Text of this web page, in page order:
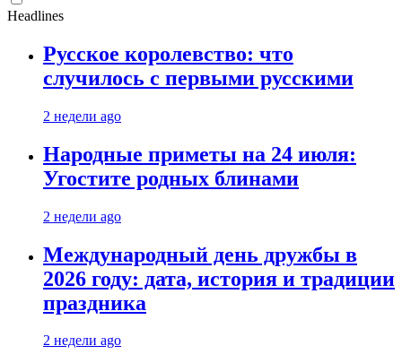
Headlines
Русское королевство: что
случилось с первыми русскими
2 недели ago
Народные приметы на 24 июля:
Угостите родных блинами
2 недели ago
Международный день дружбы в
2026 году: дата, история и традиции
праздника
2 недели ago